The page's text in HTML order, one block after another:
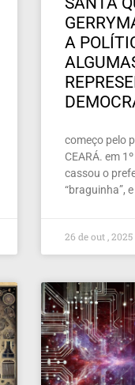
A
começo pelo
CEARÁ. em
cassou o
“braguinha”,
26 de out , 2025